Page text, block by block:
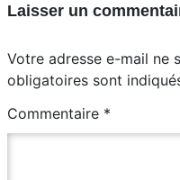
Laisser un
Votre adresse e-mail ne
obligatoires sont
Commentaire *